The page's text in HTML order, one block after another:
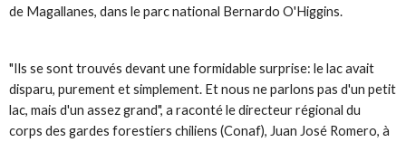
de Magallanes, dans le parc national Bernardo O'Higgins.
"Ils se sont trouvés devant une formidable surprise: le lac avait
disparu, purement et simplement. Et nous ne parlons pas d'un petit
lac, mais d'un assez grand", a raconté le directeur régional du
corps des gardes forestiers chiliens (Conaf), Juan José Romero, à